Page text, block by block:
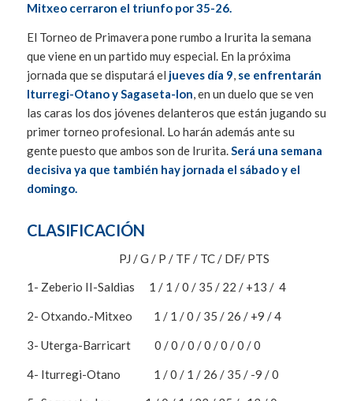
Mitxeo cerraron el triunfo por 35-26.
El Torneo de Primavera pone rumbo a Irurita la semana
que viene en un partido muy especial. En la próxima
jornada que se disputará el jueves día 9,se enfrentarán
Iturregi-Otano y Sagaseta-Ion, en un duelo que se ven
las caras los dos jóvenes delanteros que están jugando su
primer torneo profesional. Lo harán además ante su
gente puesto que ambos son de Irurita.Será una semana
decisiva ya que también hay jornada el sábado y el
domingo.
CLASIFICACIÓN
PJ / G / P / TF / TC / DF/ PTS
1- Zeberio II-Saldias 1 / 1 / 0 / 35 / 22 / +13 / 4
2- Otxando.-Mitxeo 1 / 1 / 0 / 35 / 26 / +9 / 4
3- Uterga-Barricart 0 / 0 / 0 / 0 / 0 / 0 / 0
4- Iturregi-Otano 1 / 0 / 1 / 26 / 35 / -9 / 0